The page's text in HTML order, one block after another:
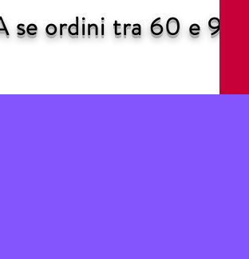
ordini tra 60 e 90 €